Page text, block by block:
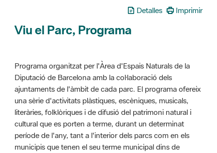
Detalles Imprimir
Viu el Parc, Programa
Programa organitzat per l'Àrea d'Espais Naturals de la
Diputació de Barcelona amb la col·laboració dels
ajuntaments de l'àmbit de cada parc. El programa ofereix
una sèrie d'activitats plàstiques, escèniques, musicals,
literàries, folklòriques i de difusió del patrimoni natural i
cultural que es porten a terme, durant un determinat
període de l'any, tant a l'interior dels parcs com en els
municipis que tenen el seu terme municipal dins de